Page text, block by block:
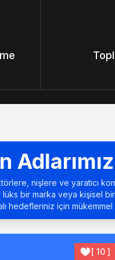
Adlarımız
nişlere ve yaratıcı
bir marka veya kişisel
hedefleriniz için mükemmel
[ 10 ]